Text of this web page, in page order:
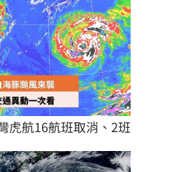
虎航16航班取消、2班